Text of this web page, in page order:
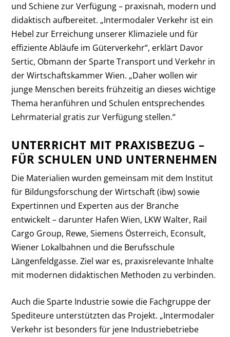
und Schiene zur Verfügung – praxisnah, modern und
didaktisch aufbereitet. „Intermodaler Verkehr ist ein
Hebel zur Erreichung unserer Klimaziele und für
effiziente Abläufe im Güterverkehr“, erklärt Davor
Sertic, Obmann der Sparte Transport und Verkehr in
der Wirtschaftskammer Wien. „Daher wollen wir
junge Menschen bereits frühzeitig an dieses wichtige
Thema heranführen und Schulen entsprechendes
Lehrmaterial gratis zur Verfügung stellen.“
UNTERRICHT MIT PRAXISBEZUG –
FÜR SCHULEN UND UNTERNEHMEN
Die Materialien wurden gemeinsam mit dem Institut
für Bildungsforschung der Wirtschaft (ibw) sowie
Expertinnen und Experten aus der Branche
entwickelt – darunter Hafen Wien, LKW Walter, Rail
Cargo Group, Rewe, Siemens Österreich, Econsult,
Wiener Lokalbahnen und die Berufsschule
Längenfeldgasse. Ziel war es, praxisrelevante Inhalte
mit modernen didaktischen Methoden zu verbinden.
Auch die Sparte Industrie sowie die Fachgruppe der
Spediteure unterstützten das Projekt. „Intermodaler
Verkehr ist besonders für jene Industriebetriebe